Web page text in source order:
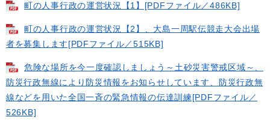
町の人事行政の運営状況【1】[PDFファイル／486KB]
町の人事行政の運営状況【2】、大島一周駅伝競走大会出場
者を募集します[PDFファイル／515KB]
危険な場所を今一度確認しましょう～土砂災害警戒区域～、
防災行政無線により防災情報をお知らせしています、防災行政無
線などを用いた全国一斉の緊急情報の伝達訓練[PDFファイル／
526KB]